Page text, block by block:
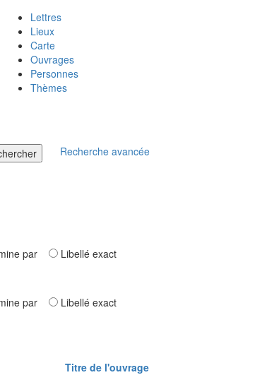
Lettres
Lieux
Carte
Ouvrages
Personnes
Thèmes
Recherche avancée
par Libellé exact
par Libellé exact
Titre de l'ouvrage